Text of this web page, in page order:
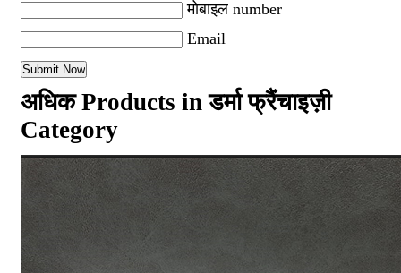
मोबाइल number
Email
अधिक Products in डर्मा फ्रैंचाइज़ी
Category